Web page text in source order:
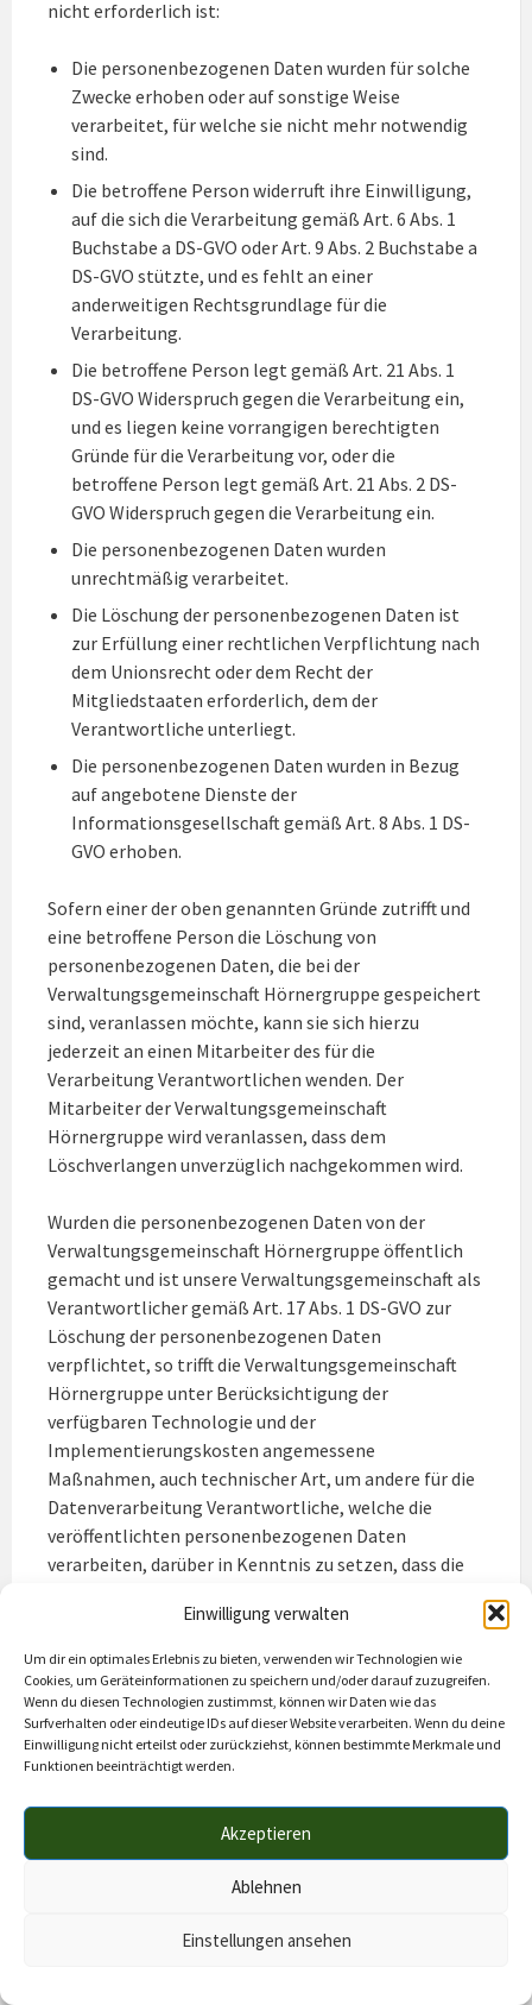
Einwilligung verwalten
Um dir ein optimales Erlebnis zu bieten, verwenden wir Technologien wie
Cookies, um Geräteinformationen zu speichern und/oder darauf zuzugreifen.
Wenn du diesen Technologien zustimmst, können wir Daten wie das
Surfverhalten oder eindeutige IDs auf dieser Website verarbeiten. Wenn du deine
Einwilligung nicht erteilst oder zurückziehst, können bestimmte Merkmale und
Funktionen beeinträchtigt werden.
Akzeptieren
Ablehnen
Einstellungen ansehen
nicht erforderlich ist:
Die personenbezogenen Daten wurden für solche
Zwecke erhoben oder auf sonstige Weise
verarbeitet, für welche sie nicht mehr notwendig
sind.
Die betroffene Person widerruft ihre Einwilligung,
auf die sich die Verarbeitung gemäß Art. 6 Abs. 1
Buchstabe a DS-GVO oder Art. 9 Abs. 2 Buchstabe a
DS-GVO stützte, und es fehlt an einer
anderweitigen Rechtsgrundlage für die
Verarbeitung.
Die betroffene Person legt gemäß Art. 21 Abs. 1
DS-GVO Widerspruch gegen die Verarbeitung ein,
und es liegen keine vorrangigen berechtigten
Gründe für die Verarbeitung vor, oder die
betroffene Person legt gemäß Art. 21 Abs. 2 DS-
GVO Widerspruch gegen die Verarbeitung ein.
Die personenbezogenen Daten wurden
unrechtmäßig verarbeitet.
Die Löschung der personenbezogenen Daten ist
zur Erfüllung einer rechtlichen Verpflichtung nach
dem Unionsrecht oder dem Recht der
Mitgliedstaaten erforderlich, dem der
Verantwortliche unterliegt.
Die personenbezogenen Daten wurden in Bezug
auf angebotene Dienste der
Informationsgesellschaft gemäß Art. 8 Abs. 1 DS-
GVO erhoben.
Sofern einer der oben genannten Gründe zutrifft und
eine betroffene Person die Löschung von
personenbezogenen Daten, die bei der
Verwaltungsgemeinschaft Hörnergruppe gespeichert
sind, veranlassen möchte, kann sie sich hierzu
jederzeit an einen Mitarbeiter des für die
Verarbeitung Verantwortlichen wenden. Der
Mitarbeiter der Verwaltungsgemeinschaft
Hörnergruppe wird veranlassen, dass dem
Löschverlangen unverzüglich nachgekommen wird.
Wurden die personenbezogenen Daten von der
Verwaltungsgemeinschaft Hörnergruppe öffentlich
gemacht und ist unsere Verwaltungsgemeinschaft als
Verantwortlicher gemäß Art. 17 Abs. 1 DS-GVO zur
Löschung der personenbezogenen Daten
verpflichtet, so trifft die Verwaltungsgemeinschaft
Hörnergruppe unter Berücksichtigung der
verfügbaren Technologie und der
Implementierungskosten angemessene
Maßnahmen, auch technischer Art, um andere für die
Datenverarbeitung Verantwortliche, welche die
veröffentlichten personenbezogenen Daten
verarbeiten, darüber in Kenntnis zu setzen, dass die
Datenverarbeitung Verantwortlichen die Löschung
sämtlicher Links zu diesen personenbezogenen
Daten oder von Kopien oder Replikationen dieser
personenbezogenen Daten verlangt hat, soweit die
Verarbeitung nicht erforderlich ist. Der Mitarbeiter
der Verwaltungsgemeinschaft Hörnergruppe wird im
e) Recht auf Einschränkung der Verarbeitung
Jede von der Verarbeitung personenbezogener Daten
Richtlinien- und Verordnungsgeber gewährte Recht,